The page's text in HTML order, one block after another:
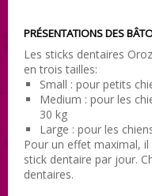
PRÉSENTATIONS DES
Les sticks dentaires
en trois tailles:
Small : pour petits
Medium : pour les
30 kg
Large : pour les
Pour un effet maximal,
stick dentaire par jour.
dentaires.